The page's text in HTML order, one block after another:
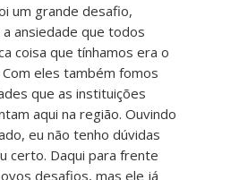
um grande desafio,
ansiedade que todos
coisa que tínhamos era o
Com eles também fomos
que as instituições
aqui na região. Ouvindo
eu não tenho dúvidas
certo. Daqui para frente
desafios, mas ele já